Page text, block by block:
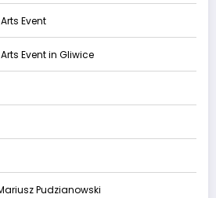
Event
Event in Gliwice
Pudzianowski